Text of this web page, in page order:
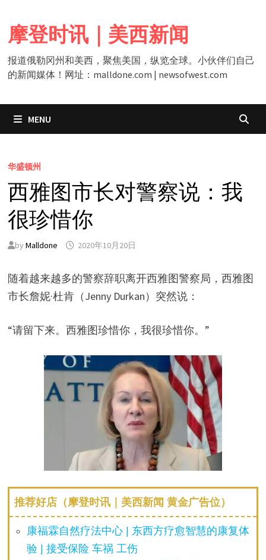
content
摩登时讯｜美西新闻
报道俄勒冈州和美西，聚焦美国，纵览全球。小伙伴们自己
的新闻媒体！网址：malldone.com | newsofwest.com
MENU
华盛顿州
西雅图市长对警察说：我
很珍惜你
by Malldone 2020年10月20日
随着越来越多的警察辞职离开西雅图警察局，西雅图
市长詹妮·杜肯（Jenny Durkan）突然说：
“请留下来。西雅图珍惜你，我很珍惜你。”
推荐好店（摩登时讯｜美西新闻 黄金广告位）
康福霖自然疗法中心 | 东西方疗愈智慧的康复体
验 | 接受保险 车祸 工伤